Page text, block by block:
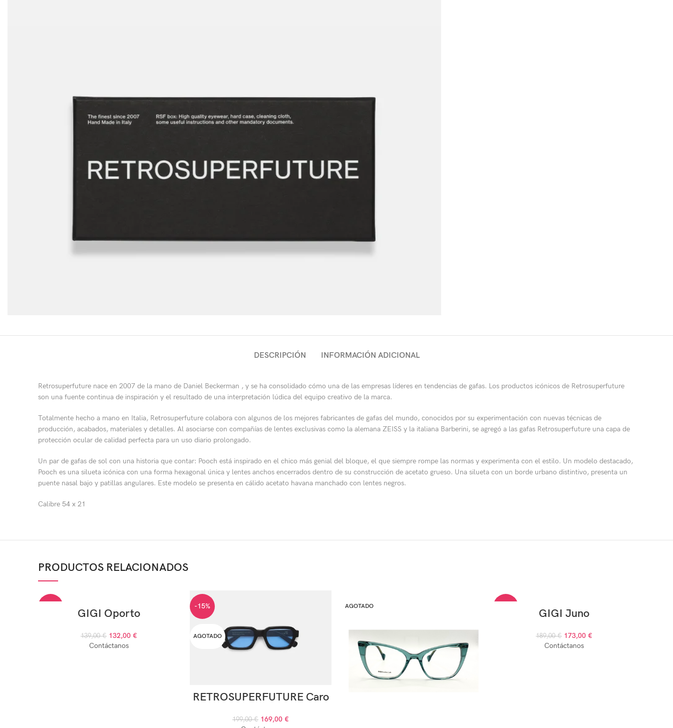
DESCRIPCIÓN INFORMACIÓN ADICIONAL
Retrosuperfuture nace en 2007 de la mano de Daniel Beckerman , y se ha consolidado cómo una de las empresas líderes en tendencias de gafas. Los productos icónicos de Retrosuperfuture
son una fuente continua de inspiración y el resultado de una interpretación lúdica del equipo creativo de la marca.
Totalmente hecho a mano en Italia, Retrosuperfuture colabora con algunos de los mejores fabricantes de gafas del mundo, conocidos por su experimentación con nuevas técnicas de
producción, acabados, materiales y detalles. Al asociarse con compañías de lentes exclusivas como la alemana ZEISS y la italiana Barberini, se agregó a las gafas Retrosuperfuture una capa de
protección ocular de calidad perfecta para un uso diario prolongado.
Un par de gafas de sol con una historia que contar: Pooch está inspirado en el chico más genial del bloque, el que siempre rompe las normas y experimenta con el estilo. Un modelo destacado,
Pooch es una silueta icónica con una forma hexagonal única y lentes anchos encerrados dentro de su construcción de acetato grueso. Una silueta con un borde urbano distintivo, presenta un
puente nasal bajo y patillas angulares. Este modelo se presenta en cálido acetato havana manchado con lentes negros.
Calibre 54 x 21
PRODUCTOS RELACIONADOS
GIGI Oporto
139,00€ 132,00 €
Contáctanos
-15%
AGOTADO
RETROSUPERFUTURE Caro
199,00€ 169,00 €
AGOTADO
GIGI Juno
189,00€ 173,00 €
Contáctanos